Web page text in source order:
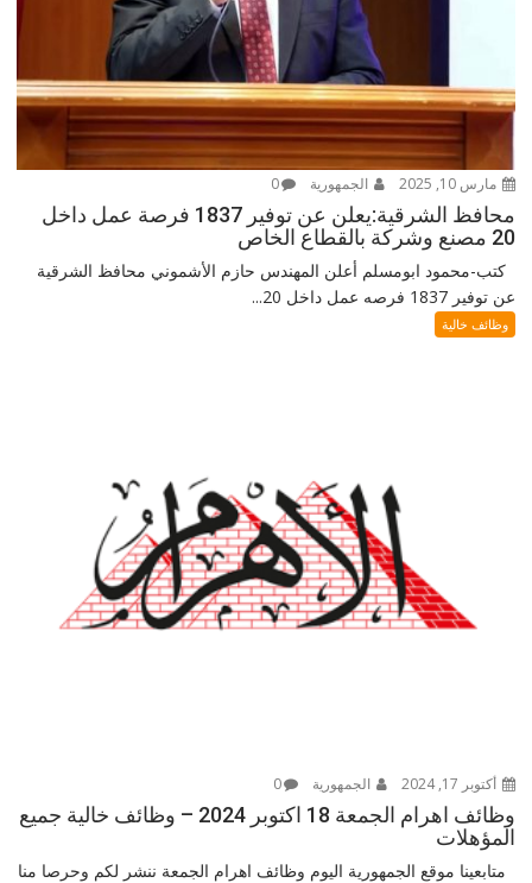
مارس 10, 2025 الجمهورية 0
محافظ الشرقية:يعلن عن توفير 1837 فرصة عمل داخل
20 مصنع وشركة بالقطاع الخاص
كتب-محمود ابومسلم أعلن المهندس حازم الأشموني محافظ الشرقية
عن توفير 1837 فرصه عمل داخل 20...
وظائف خالية
أكتوبر 17, 2024 الجمهورية 0
وظائف اهرام الجمعة 18 اكتوبر 2024 – وظائف خالية جميع
المؤهلات
متابعينا موقع الجمهورية اليوم وظائف اهرام الجمعة ننشر لكم وحرصا منا